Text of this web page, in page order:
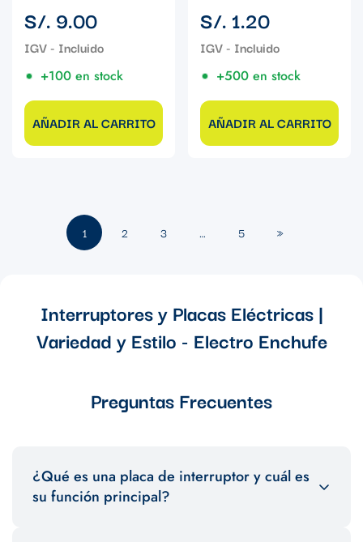
Precio
regular
S/. 9.00
+100 en stock
AÑADIR AL CARRITO
Precio
regular
S/. 1.20
+500 en stock
AÑADIR AL CARRITO
1 2 3 … 5 »
Interruptores y Placas Eléctricas |
Variedad y Estilo - Electro Enchufe
Preguntas Frecuentes
¿Qué es una placa de interruptor y cuál es
su función principal?